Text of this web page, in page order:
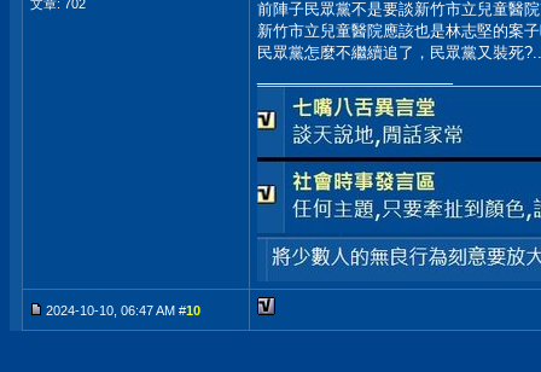
文章: 702
前陣子民眾黨不是要談新竹市立兒童醫
新竹市立兒童醫院應該也是林志堅的案
民眾黨怎麼不繼續追了，民眾黨又裝死
2024-10-10, 06:47 AM #10